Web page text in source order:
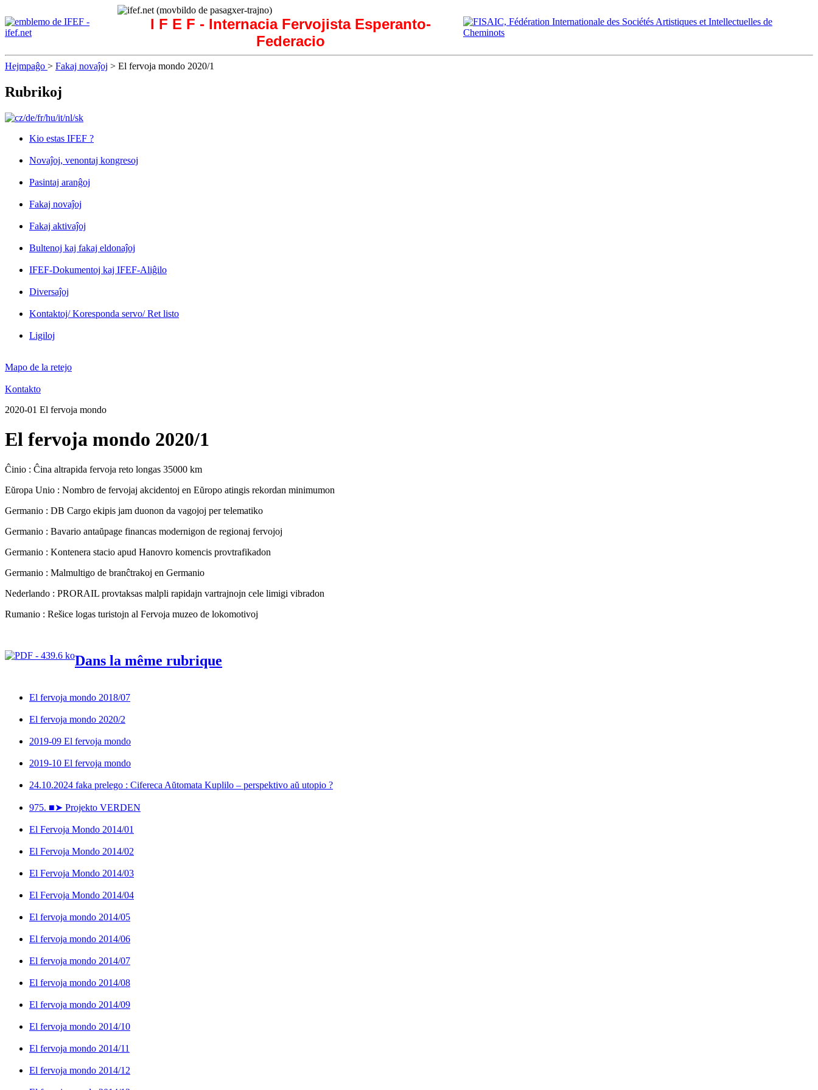
I F E F - Internacia Fervojista Esperanto-
Federacio
Hejmpaĝo > Fakaj novaĵoj > El fervoja mondo 2020/1
Rubrikoj
Kio estas IFEF ?
Novaĵoj, venontaj kongresoj
Pasintaj aranĝoj
Fakaj novaĵoj
Fakaj aktivaĵoj
Bultenoj kaj fakaj eldonaĵoj
IFEF-Dokumentoj kaj IFEF-Aliĝilo
Diversaĵoj
Kontaktoj/ Koresponda servo/ Ret listo
Ligiloj
Mapo de la retejo
Kontakto
2020-01 El fervoja mondo
El fervoja mondo 2020/1
Ĉinio : Ĉina altrapida fervoja reto longas 35000 km
Eŭropa Unio : Nombro de fervojaj akcidentoj en Eŭropo atingis rekordan minimumon
Germanio : DB Cargo ekipis jam duonon da vagojoj per telematiko
Germanio : Bavario antaŭpage financas modernigon de regionaj fervojoj
Germanio : Kontenera stacio apud Hanovro komencis provtrafikadon
Germanio : Malmultigo de branĉtrakoj en Germanio
Nederlando : PRORAIL provtaksas malpli rapidajn vartrajnojn cele limigi vibradon
Rumanio : Rešice logas turistojn al Fervoja muzeo de lokomotivoj
Dans la même rubrique
El fervoja mondo 2018/07
El fervoja mondo 2020/2
2019-09 El fervoja mondo
2019-10 El fervoja mondo
24.10.2024 faka prelego : Cifereca Aŭtomata Kuplilo – perspektivo aŭ utopio ?
975. ■➤ Projekto VERDEN
El Fervoja Mondo 2014/01
El Fervoja Mondo 2014/02
El Fervoja Mondo 2014/03
El Fervoja Mondo 2014/04
El fervoja mondo 2014/05
El fervoja mondo 2014/06
El fervoja mondo 2014/07
El fervoja mondo 2014/08
El fervoja mondo 2014/09
El fervoja mondo 2014/10
El fervoja mondo 2014/11
El fervoja mondo 2014/12